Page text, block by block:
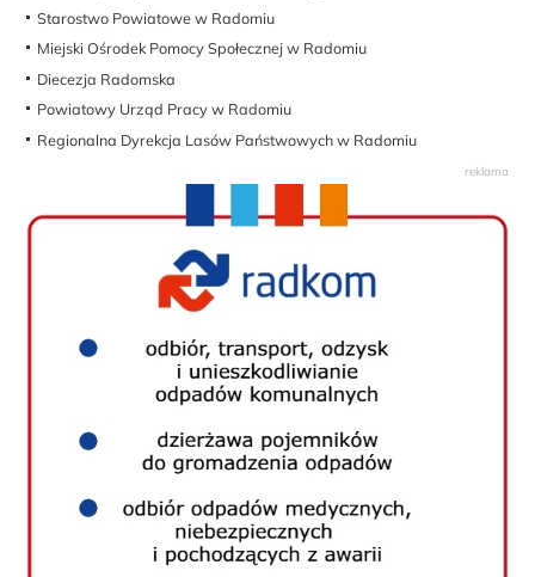
Starostwo Powiatowe w Radomiu
Miejski Ośrodek Pomocy Społecznej w Radomiu
Diecezja Radomska
Powiatowy Urząd Pracy w Radomiu
Regionalna Dyrekcja Lasów Państwowych w Radomiu